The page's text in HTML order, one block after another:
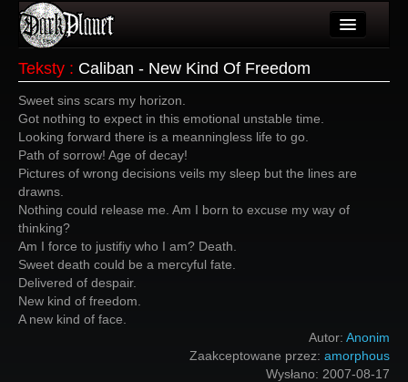
Wydarzenia
Galeria
Login
Teksty : Caliban - New Kind Of Freedom
Sweet sins scars my horizon.
Got nothing to expect in this emotional unstable time.
Looking forward there is a meanningless life to go.
Path of sorrow! Age of decay!
Pictures of wrong decisions veils my sleep but the lines are
drawns.
Nothing could release me. Am I born to excuse my way of
thinking?
Am I force to justifiy who I am? Death.
Sweet death could be a mercyful fate.
Delivered of despair.
New kind of freedom.
A new kind of face.
Autor: Anonim
Zaakceptowane przez: amorphous
Wysłano: 2007-08-17